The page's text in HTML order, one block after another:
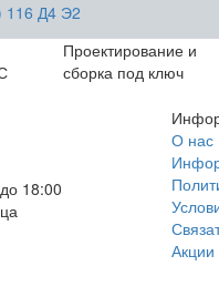
116 Д4 Э2
Проектирование и
сборка под ключ
18:00
О нас
Акции